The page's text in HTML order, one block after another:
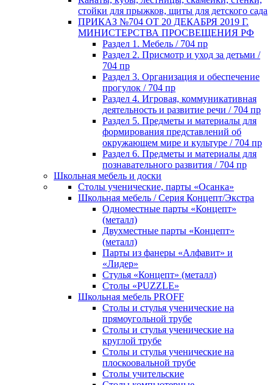
стойки для прыжков, щиты для детского сада
ПРИКАЗ №704 ОТ 20 ДЕКАБРЯ 2019 Г.
МИНИСТЕРСТВА ПРОСВЕЩЕНИЯ РФ
Раздел 1. Мебель / 704 пр
Раздел 2. Присмотр и уход за детьми /
704 пр
Раздел 3. Организация и обеспечение
прогулок / 704 пр
Раздел 4. Игровая, коммуникативная
деятельность и развитие речи / 704 пр
Раздел 5. Предметы и материалы для
формирования представлений об
окружающем мире и культуре / 704 пр
Раздел 6. Предметы и материалы для
познавательного развития / 704 пр
Школьная мебель и доски
Столы ученические, парты «Осанка»
Школьная мебель / Серия Концепт/Экстра
Одноместные парты «Концепт»
(металл)
Двухместные парты «Концепт»
(металл)
Парты из фанеры «Алфавит» и
«Лидер»
Стулья «Концепт» (металл)
Столы «PUZZLE»
Школьная мебель PROFF
Столы и стулья ученические на
прямоугольной трубе
Столы и стулья ученические на
круглой трубе
Столы и стулья ученические на
плоскоовальной трубе
Столы учительские